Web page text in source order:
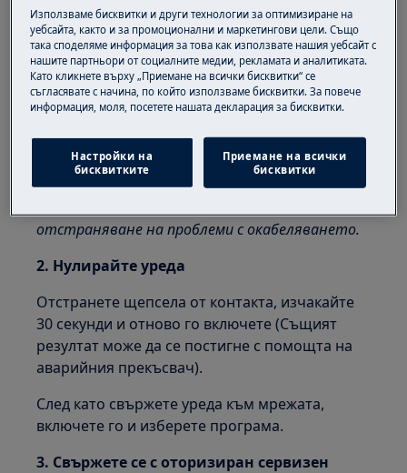
и вижте дали той ще работи
Ако и другият уред не работи, най-вероятно
има проблем с окабеляването.
Внимание: Никога не използвайте удължител
късо съединение или опасност от пожар.
Важно: Свържете се с местен електротехник
отстраняване на проблеми с окабеляването.
2. Нулирайте уреда
Отстранете щепсела от контакта, изчакайте
30 секунди и отново го включете (Същият
резултат може да се постигне с помощта на
аварийния прекъсвач).
След като свържете уреда към мрежата,
включете го и изберете програма.
3. Свържете се с оторизиран сервизен
Използваме бисквитки и други технологии за оптимизиране на
уебсайта, както и за промоционални и маркетингови цели. Също
така споделяме информация за това как използвате нашия уебсайт с
нашите партньори от социалните медии, рекламата и аналитиката.
Като кликнете върху „Приемане на всички бисквитки“ се
съгласявате с начина, по който използваме бисквитки. За повече
информация, моля, посетете нашата декларация за бисквитки.
Настройки на
бисквитките
Приемане на всички
бисквитки